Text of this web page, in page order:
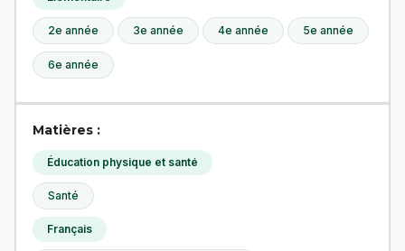
2e année 3e année 4e année 5e année
6e année
Matières :
Éducation physique et santé
Santé
Français